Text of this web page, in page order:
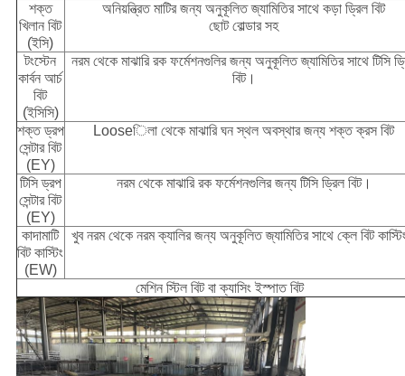
শক্ত
খিলান বিট
(ইসি)
অনিয়ন্ত্রিত মাটির জন্য অনুকূলিত জ্যামিতির সাথে কড়া ড্রিল বিট
ছোট বোল্ডার সহ
টংস্টেন
কার্বন আর্চ
বিট
(ইসিসি)
নরম থেকে মাঝারি রক ফর্মেশনগুলির জন্য অনুকূলিত জ্যামিতির সাথে টিসি
বিট।
শক্ত ড্রপ
সেন্টার বিট
(EY)
Looseিলা থেকে মাঝারি ঘন স্থল অবস্থার জন্য শক্ত ক্রস বিট
টিসি ড্রপ
সেন্টার বিট
(EY)
নরম থেকে মাঝারি রক ফর্মেশনগুলির জন্য টিসি ড্রিল বিট।
কাদামাটি
বিট কাস্টিং
(EW)
খুব নরম থেকে নরম ক্যালির জন্য অনুকূলিত জ্যামিতির সাথে ক্লে বিট
মেশিন স্টিল বিট বা ক্যাসিং ইস্পাত বিট